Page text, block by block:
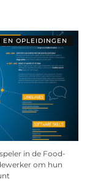
EN OPLEIDINGEN
in de Food-
om hun